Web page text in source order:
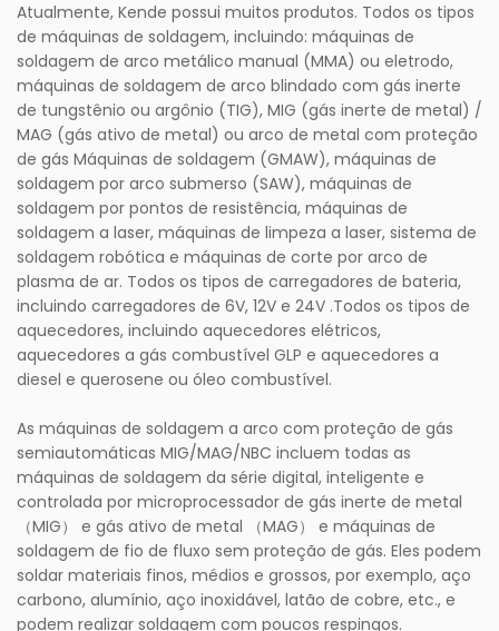
Atualmente, Kende possui muitos produtos. Todos os tipos
de máquinas de soldagem, incluindo: máquinas de
soldagem de arco metálico manual (MMA) ou eletrodo,
máquinas de soldagem de arco blindado com gás inerte
de tungstênio ou argônio (TIG), MIG (gás inerte de metal) /
MAG (gás ativo de metal) ou arco de metal com proteção
de gás Máquinas de soldagem (GMAW), máquinas de
soldagem por arco submerso (SAW), máquinas de
soldagem por pontos de resistência, máquinas de
soldagem a laser, máquinas de limpeza a laser, sistema de
soldagem robótica e máquinas de corte por arco de
plasma de ar. Todos os tipos de carregadores de bateria,
incluindo carregadores de 6V, 12V e 24V .Todos os tipos de
aquecedores, incluindo aquecedores elétricos,
aquecedores a gás combustível GLP e aquecedores a
diesel e querosene ou óleo combustível.
As máquinas de soldagem a arco com proteção de gás
semiautomáticas MIG/MAG/NBC incluem todas as
máquinas de soldagem da série digital, inteligente e
controlada por microprocessador de gás inerte de metal
（MIG） e gás ativo de metal （MAG） e máquinas de
soldagem de fio de fluxo sem proteção de gás. Eles podem
soldar materiais finos, médios e grossos, por exemplo, aço
carbono, alumínio, aço inoxidável, latão de cobre, etc., e
podem realizar soldagem com poucos respingos.